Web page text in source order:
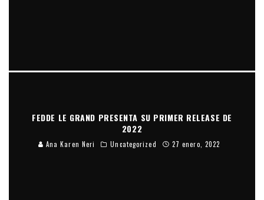
FEDDE LE GRAND PRESENTA SU PRIMER RELEASE DE
2022
Ana Karen Neri Uncategorized 27 enero, 2022